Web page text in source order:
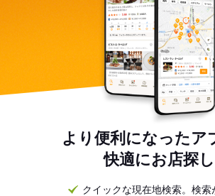
より便利になったア
快適にお店探し
クイックな現在地検索。検索